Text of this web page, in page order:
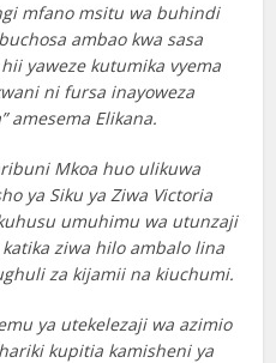
mfano msitu wa buhindi
ambao kwa sasa
yaweze kutumika vyema
ni fursa inayoweza
amesema Elikana.
Mkoa huo ulikuwa
ya Siku ya Ziwa Victoria
umuhimu wa utunzaji
ziwa hilo ambalo lina
za kijamii na kiuchumi.
ya utekelezaji wa azimio
kupitia kamisheni ya